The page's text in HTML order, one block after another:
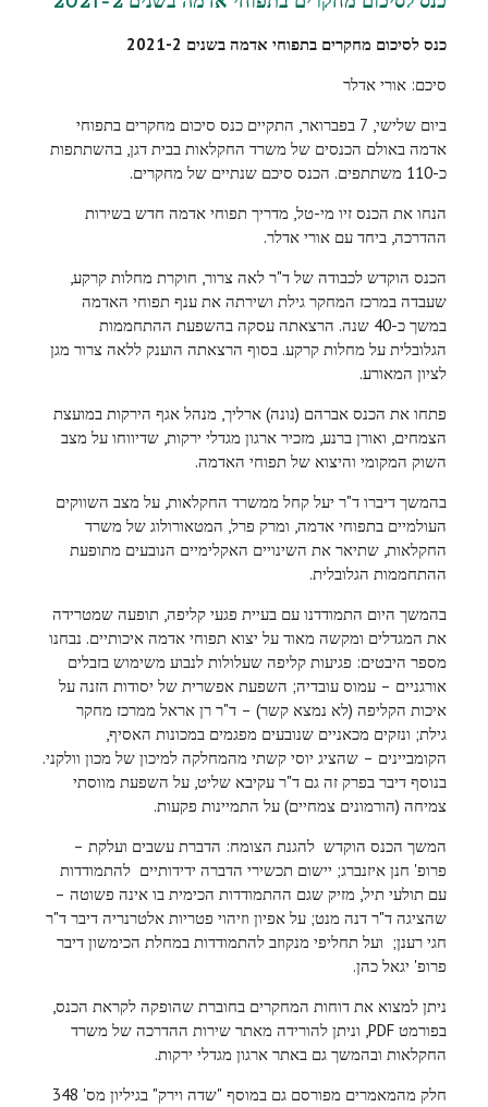
כנס לסיכום מחקרים בתפוחי אדמה בשנים 2021-2
סיכם: אורי אדלר
ביום שלישי, 7 בפברואר, התקיים כנס סיכום מחקרים בתפוחי
אדמה באולם הכנסים של משרד החקלאות בבית דגן, בהשתתפות
כ-110 משתתפים. הכנס סיכם שנתיים של מחקרים.
הנחו את הכנס זיו מי-טל, מדריך תפוחי אדמה חדש בשירות
ההדרכה, ביחד עם אורי אדלר.
הכנס הוקדש לכבודה של ד"ר לאה צרור, חוקרת מחלות קרקע,
שעבדה במרכז המחקר גילת ושירתה את ענף תפוחי האדמה
במשך כ-40 שנה. הרצאתה עסקה בהשפעת ההתחממות
הגלובלית על מחלות קרקע. בסוף הרצאתה הוענק ללאה צרור מגן
לציון המאורע.
פתחו את הכנס אברהם (נונה) ארליך, מנהל אגף הירקות במועצת
הצמחים, ואורן ברנע, מזכיר ארגון מגדלי ירקות, שדיווחו על מצב
השוק המקומי והיצוא של תפוחי האדמה.
בהמשך דיברו ד"ר יעל קחל ממשרד החקלאות, על מצב השווקים
העולמיים בתפוחי אדמה, ומרק פרל, המטאורולוג של משרד
החקלאות, שתיאר את השינויים האקלימיים הנובעים מתופעת
ההתחממות הגלובלית.
בהמשך היום התמודדנו עם בעיית פגעי קליפה, תופעה שמטרידה
את המגדלים ומקשה מאוד על יצוא תפוחי אדמה איכותיים. נבחנו
מספר היבטים: פגיעות קליפה שעלולות לנבוע משימוש בזבלים
אורגניים – עמוס עובדיה; השפעת אפשרית של יסודות הזנה על
איכות הקליפה (לא נמצא קשר) – ד"ר רן אראל ממרכז מחקר
גילת; ונזקים מכאניים שנובעים מפגמים במכונות האסיף,
הקומביינים – שהציג יוסי קשתי מהמחלקה למיכון של מכון וולקני.
בנוסף דיבר בפרק זה גם ד"ר עקיבא שליט, על השפעת מווסתי
צמיחה (הורמונים צמחיים) על התמיינות פקעות.
המשך הכנס הוקדש להגנת הצומח: הדברת עשבים ועלקת –
פרופ' חנן איזנברג; יישום תכשירי הדברה ידידותיים להתמודדות
עם תולעי תיל, מזיק שגם ההתמודדות הכימית בו אינה פשוטה –
שהציגה ד"ר דנה מנט; על אפיון וזיהוי פטריות אלטרנריה דיבר ד"ר
חגי רענן; ועל תחליפי מנקוזב להתמודדות במחלת הכימשון דיבר
פרופ' יגאל כהן.
ניתן למצוא את דוחות המחקרים בחוברת שהופקה לקראת הכנס,
בפורמט PDF, וניתן להורידה מאתר שירות ההדרכה של משרד
החקלאות ובהמשך גם באתר ארגון מגדלי ירקות.
חלק מהמאמרים מפורסם גם במוסף "שדה וירק" בגיליון מס' 348